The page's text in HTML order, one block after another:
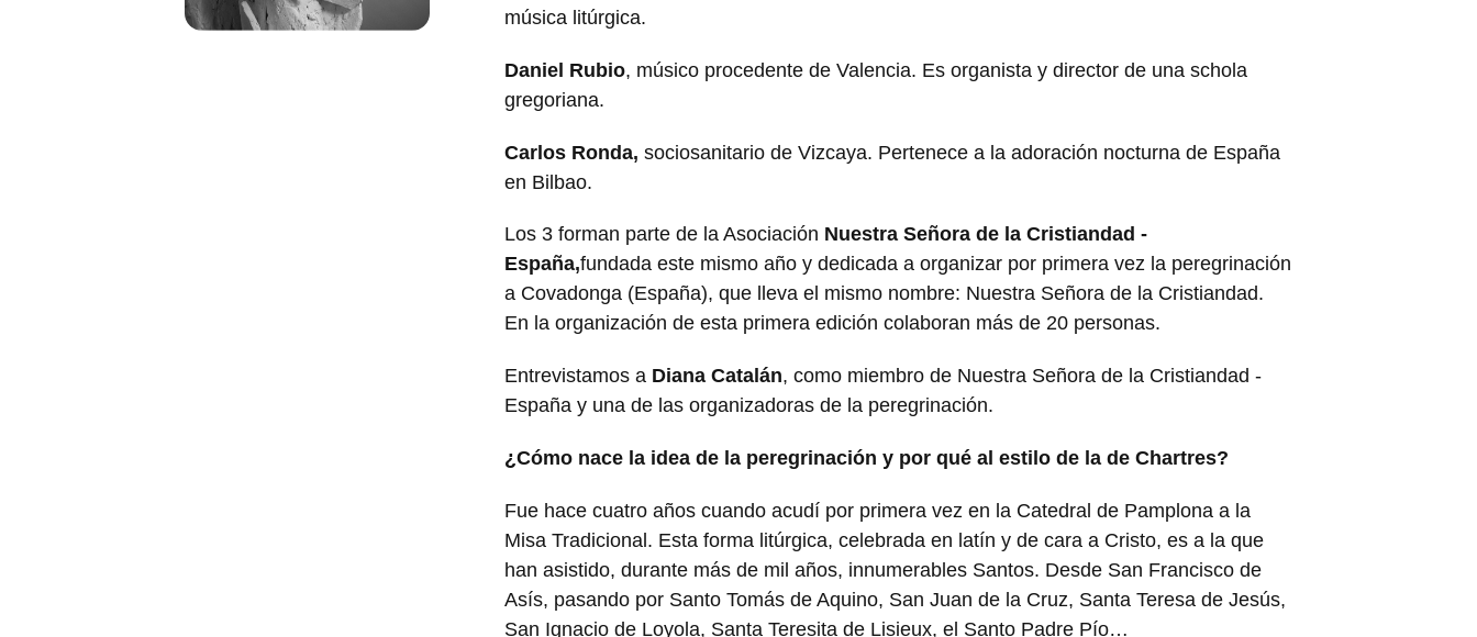
música litúrgica.
Daniel Rubio, músico procedente de Valencia. Es organista y director de una schola
gregoriana.
Carlos Ronda, sociosanitario de Vizcaya. Pertenece a la adoración nocturna de España
en Bilbao.
Los 3 forman parte de la Asociación Nuestra Señora de la Cristiandad -
España,fundada este mismo año y dedicada a organizar por primera vez la peregrinación
a Covadonga (España), que lleva el mismo nombre: Nuestra Señora de la Cristiandad.
En la organización de esta primera edición colaboran más de 20 personas.
Entrevistamos a Diana Catalán, como miembro de Nuestra Señora de la Cristiandad -
España y una de las organizadoras de la peregrinación.
¿Cómo nace la idea de la peregrinación y por qué al estilo de la de Chartres?
Fue hace cuatro años cuando acudí por primera vez en la Catedral de Pamplona a la
Misa Tradicional. Esta forma litúrgica, celebrada en latín y de cara a Cristo, es a la que
han asistido, durante más de mil años, innumerables Santos. Desde San Francisco de
Asís, pasando por Santo Tomás de Aquino, San Juan de la Cruz, Santa Teresa de Jesús,
San Ignacio de Loyola, Santa Teresita de Lisieux, el Santo Padre Pío…